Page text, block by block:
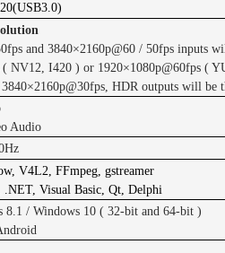
and 3840×2160p@60 / 50fps inputs
( NV12, I420 ) or 1920×1080p@60fps (
HDR outputs will be
Audio
V4L2, FFmpeg, gstreamer
Visual Basic, Qt, Delphi
8.1 / Windows 10 ( 32-bit and 64-bit )